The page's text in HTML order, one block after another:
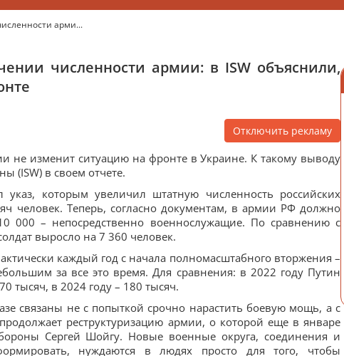
арми...
численности армии: в ISW объяснили,
Отключить рекламу
не изменит ситуацию на фронте в Украине. К такому выводу
(ISW) в своем отчете.
которым увеличил штатную численность российских
человек. Теперь, согласно документам, в армии РФ должно
000 – непосредственно военнослужащие. По сравнению с
выросло на 7 360 человек.
каждый год с начала полномасштабного вторжения –
за все это время. Для сравнения: в 2022 году Путин
тысяч, в 2024 году – 180 тысяч.
связаны не с попыткой срочно нарастить боевую мощь, а с
реструктуризацию армии, о которой еще в январе
Сергей Шойгу. Новые военные округа, соединения и
нуждаются в людях просто для того, чтобы